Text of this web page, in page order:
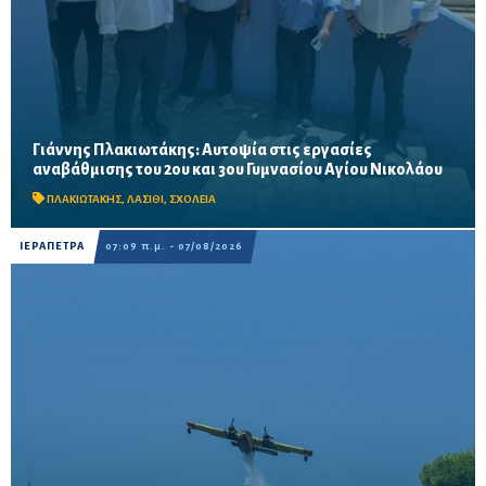
Γιάννης Πλακιωτάκης: Αυτοψία στις εργασίες
αναβάθμισης του 2ου και 3ου Γυμνασίου Αγίου Νικολάου
ΠΛΑΚΙΩΤΑΚΗΣ, ΛΑΣΙΘΙ, ΣΧΟΛΕΙΑ
Οι παρεμβάσεις του προγράμματος «Μαριέττα Γιαννάκου»
αναμένεται να ολοκληρωθούν πριν από τη νέα σχολική χρονιά –
Προβλέπονται ανακαινίσεις αιθουσών, αύλειων και...
ΙΕΡΑΠΕΤΡΑ 07:09 π.μ. - 07/08/2026